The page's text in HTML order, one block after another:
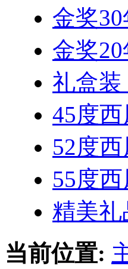
金奖30
金奖20
礼盒装
45度
52度
55度
精美礼
当前位置: